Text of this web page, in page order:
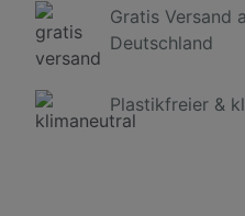
Gratis Versand
Deutschland
Plastikfreier &